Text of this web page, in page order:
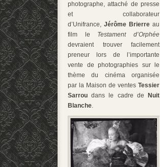
photographe, attaché de presse
et collaborateur
d’Unifrance, Jérôme Brierre au
film le Testament d’Orphée
devraient trouver facilement
preneur lors de l’importante
vente de photographies sur le
thème du cinéma organisée
par la Maison de ventes Tessier
Sarrou dans le cadre de
Nuit
Blanche.